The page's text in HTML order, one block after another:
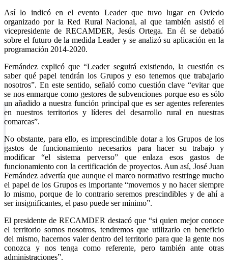
Así lo indicó en el evento Leader que tuvo lugar en Oviedo
organizado por la Red Rural Nacional, al que también asistió el
vicepresidente de RECAMDER, Jesús Ortega. En él se debatió
sobre el futuro de la medida Leader y se analizó su aplicación en la
programación 2014-2020.
Fernández explicó que “Leader seguirá existiendo, la cuestión es
saber qué papel tendrán los Grupos y eso tenemos que trabajarlo
nosotros”. En este sentido, señaló como cuestión clave “evitar que
se nos enmarque como gestores de subvenciones porque eso es sólo
un añadido a nuestra función principal que es ser agentes referentes
en nuestros territorios y líderes del desarrollo rural en nuestras
comarcas”.
No obstante, para ello, es imprescindible dotar a los Grupos de los
gastos de funcionamiento necesarios para hacer su trabajo y
modificar “el sistema perverso” que enlaza esos gastos de
funcionamiento con la certificación de proyectos. Aun así, José Juan
Fernández advertía que aunque el marco normativo restringe mucho
el papel de los Grupos es importante “movernos y no hacer siempre
lo mismo, porque de lo contrario seremos prescindibles y de ahí a
ser insignificantes, el paso puede ser mínimo”.
El presidente de RECAMDER destacó que “si quien mejor conoce
el territorio somos nosotros, tendremos que utilizarlo en beneficio
del mismo, hacernos valer dentro del territorio para que la gente nos
conozca y nos tenga como referente, pero también ante otras
administraciones”.